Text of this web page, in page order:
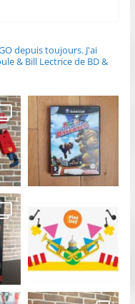
depuis toujours.J'ai
& Bill Lectrice de BD &